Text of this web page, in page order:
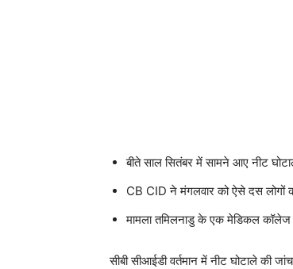
बीते साल सितंबर में सामने आए नीट
CB CID ने मंगलवार को ऐसे दस लोगों
मामला तमिलनाडु के एक मेडिकल कॉलेज
सीबी सीआईडी ​​वर्तमान में नीट घोटाले की